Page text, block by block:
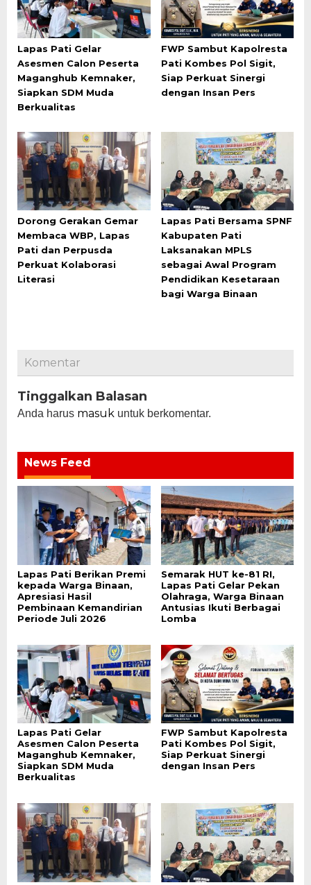
Lapas Pati Gelar
Asesmen Calon Peserta
Maganghub Kemnaker,
Siapkan SDM Muda
Berkualitas
FWP Sambut Kapolresta
Pati Kombes Pol Sigit,
Siap Perkuat Sinergi
dengan Insan Pers
Dorong Gerakan Gemar
Membaca WBP, Lapas
Pati dan Perpusda
Perkuat Kolaborasi
Literasi
Lapas Pati Bersama SPNF
Kabupaten Pati
Laksanakan MPLS
sebagai Awal Program
Pendidikan Kesetaraan
bagi Warga Binaan
Komentar
Tinggalkan Balasan
Anda harus masuk untuk berkomentar.
News Feed
Lapas Pati Berikan Premi
kepada Warga Binaan,
Apresiasi Hasil
Pembinaan Kemandirian
Periode Juli 2026
Semarak HUT ke-81 RI,
Lapas Pati Gelar Pekan
Olahraga, Warga Binaan
Antusias Ikuti Berbagai
Lomba
Lapas Pati Gelar
Asesmen Calon Peserta
Maganghub Kemnaker,
Siapkan SDM Muda
Berkualitas
FWP Sambut Kapolresta
Pati Kombes Pol Sigit,
Siap Perkuat Sinergi
dengan Insan Pers